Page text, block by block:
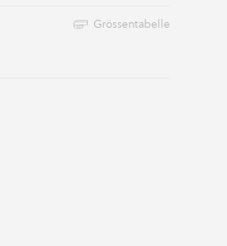
Grössentabelle